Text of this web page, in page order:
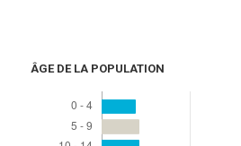
ÂGE DE LA POPULATION